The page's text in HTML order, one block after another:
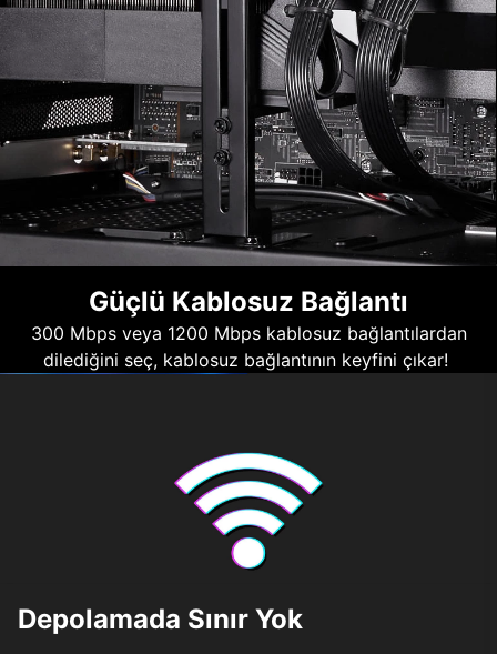
Güçlü Kablosuz Bağlantı
300 Mbps veya 1200 Mbps kablosuz bağlantılardan
dilediğini seç, kablosuz bağlantının keyfini çıkar!
Depolamada Sınır Yok